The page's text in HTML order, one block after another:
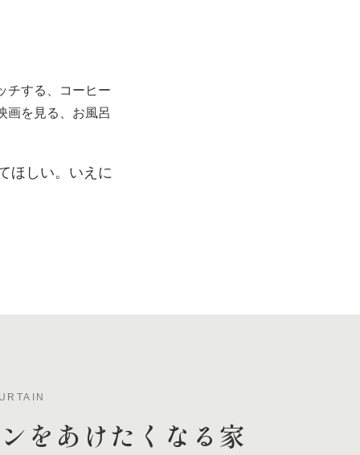
チする、コーヒー
画を見る、お風呂
ほしい。いえに
を あけたくなる家